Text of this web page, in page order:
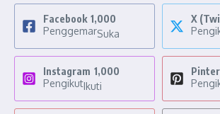
Facebook 1,000
PenggemarSuka
X
Instagram 1,000
PengikutIkuti